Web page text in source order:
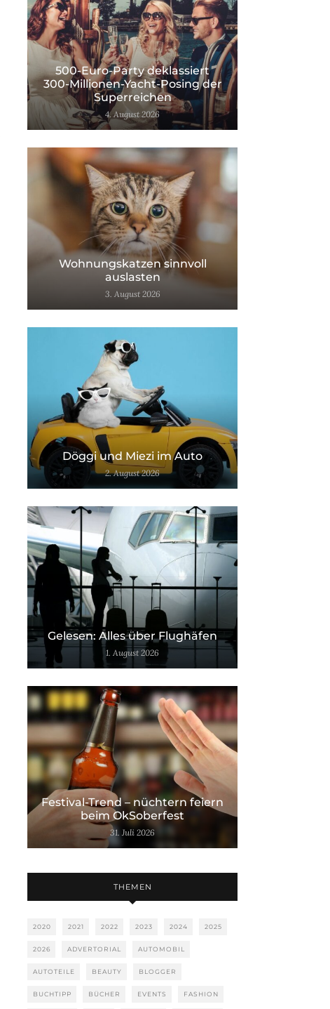
500-Euro-Party deklassiert
300-Millionen-Yacht-Posing der
Superreichen
4. August 2026
Wohnungskatzen sinnvoll
auslasten
3. August 2026
Döggi und Miezi im Auto
2. August 2026
Gelesen: Alles über Flughäfen
1. August 2026
Festival-Trend – nüchtern feiern
beim OkSoberfest
31. Juli 2026
THEMEN
2020 2021 2022 2023 2024 2025
2026 ADVERTORIAL AUTOMOBIL
AUTOTEILE BEAUTY BLOGGER
BUCHTIPP BÜCHER EVENTS FASHION